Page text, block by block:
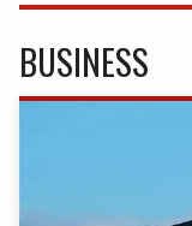
BUSINESS